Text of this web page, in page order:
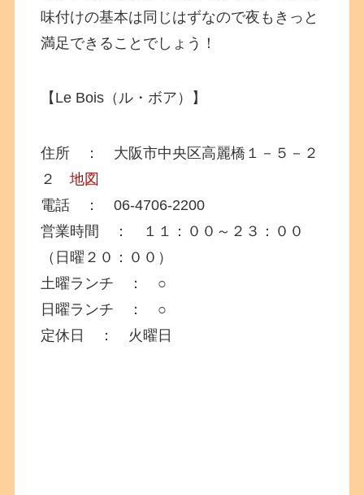
味付けの基本は同じはずなので夜もきっと
満足できることでしょう！
【Le Bois（ル・ボア）】
住所 ： 大阪市中央区高麗橋１－５－２
２地図
電話 ： 06-4706-2200
営業時間 ： １１：００～２３：００
（日曜２０：００）
土曜ランチ ： ○
日曜ランチ ： ○
定休日 ： 火曜日